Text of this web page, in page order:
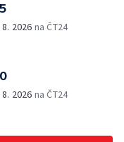
8. 2026 na ČT24
8. 2026 na ČT24